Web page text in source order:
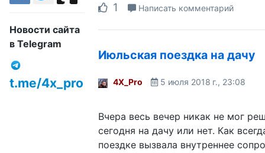
Новости сайта
в Telegram
t.me/4x_pro
1 Написать комментарий
Июльская поездка на дачу
4X_Pro 5 июля 2018 г., 23:08
Вчера весь вечер никак не мог
сегодня на дачу или нет. Как
поездке вызвала внутреннее